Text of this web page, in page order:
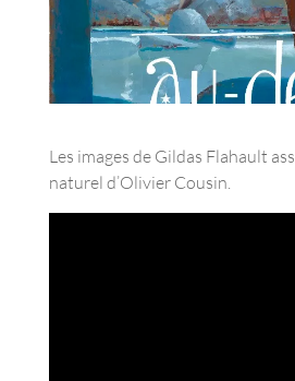
Les images de Gildas Flahault
naturel d’Olivier Cousin.